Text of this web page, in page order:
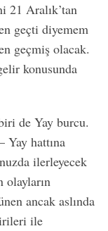
21 Aralık’tan
geçti diyemem
geçmiş olacak.
konusunda
de Yay burcu.
hattına
ilerleyecek
olayların
ancak aslında
ile